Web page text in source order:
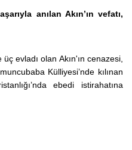
anılan Akın’ın vefatı,
evladı olan Akın'ın cenazesi,
Külliyesi’nde kılınan
ebedi istirahatına